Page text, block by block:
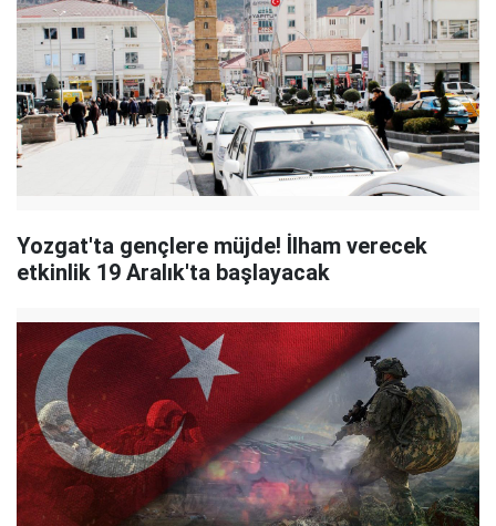
Yozgat'ta gençlere müjde! İlham verecek
etkinlik 19 Aralık'ta başlayacak